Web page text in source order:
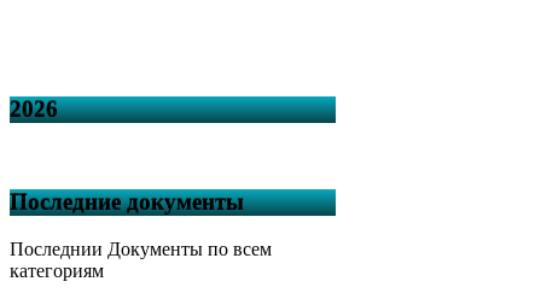
2026
Последние документы
Последнии Документы по всем
категориям